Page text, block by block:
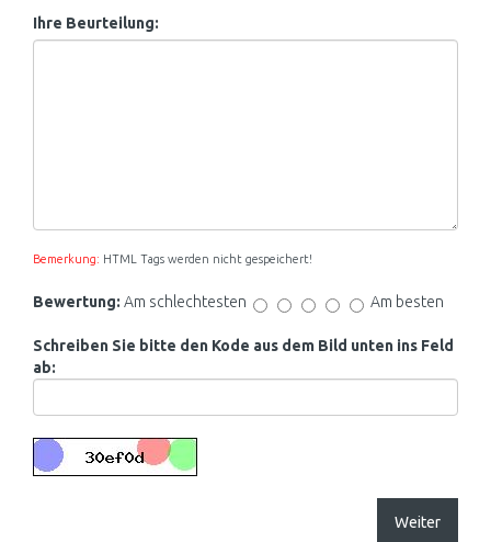
Ihre Beurteilung:
Bemerkung: HTML Tags werden nicht gespeichert!
Bewertung: Am schlechtesten Am besten
Schreiben Sie bitte den Kode aus dem Bild unten ins Feld
ab:
Weiter